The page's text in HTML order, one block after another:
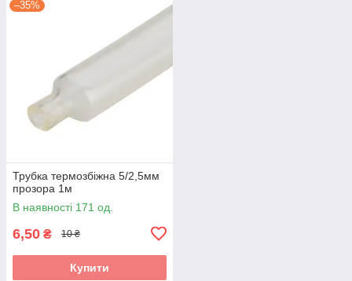
–35%
Трубка термозбіжна 5/2,5мм
прозора 1м
В наявності 171 од.
6,50 ₴ 10 ₴
Купити